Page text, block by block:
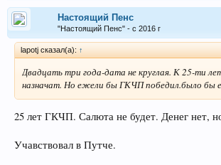
Настоящий Пенс
"Настоящий Пенс" - с 2016 г
lapotj сказал(а): ↑
Двадцать три года-дата не круглая. К 25-ти
назначат. Но ежели бы ГКЧП победил.было бы
25 лет ГКЧП. Салюта не будет. Денег нет,
Учавствовал в Путче.